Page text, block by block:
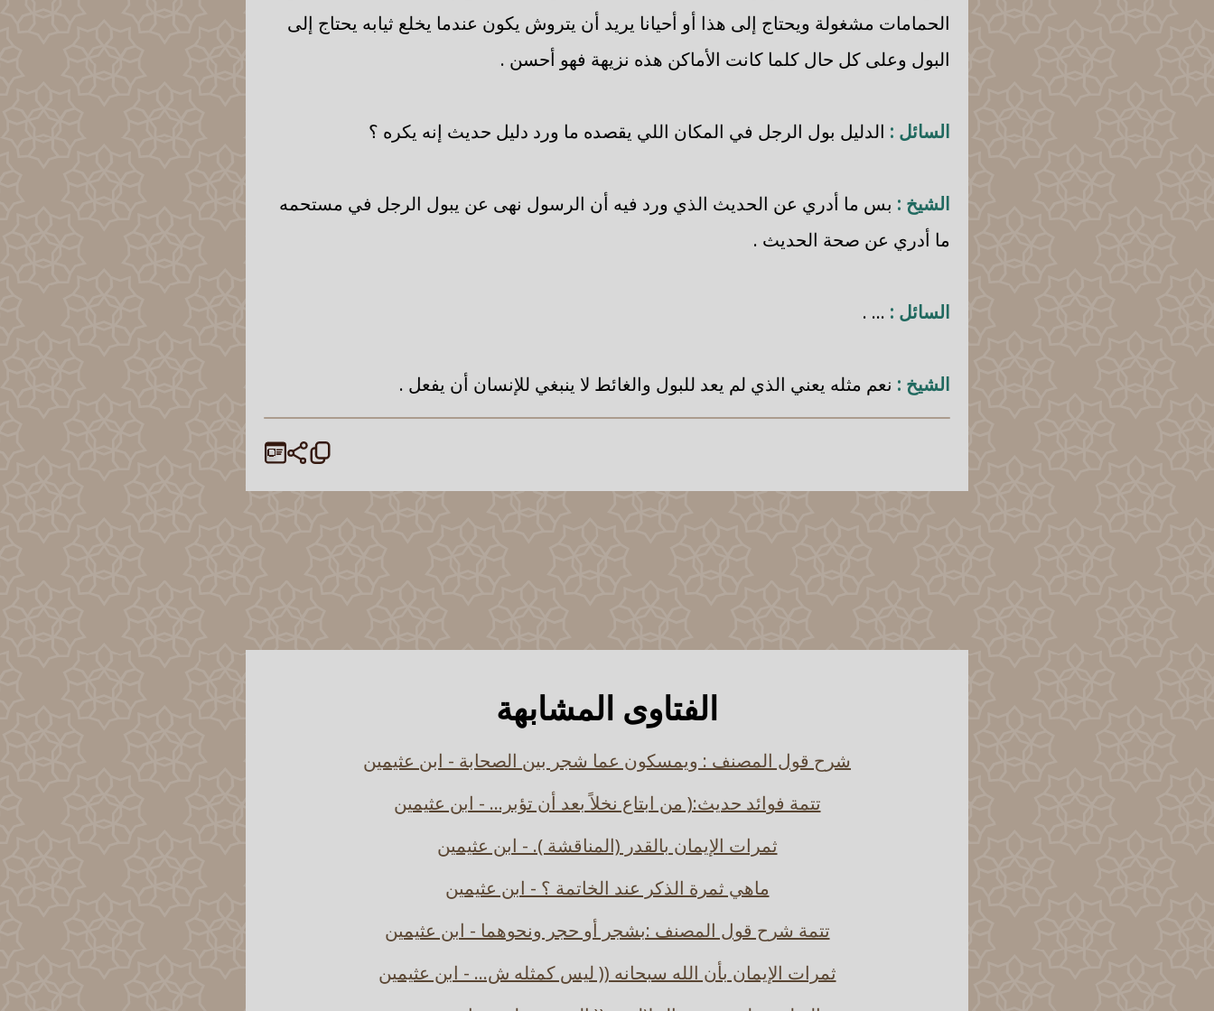
الحمامات مشغولة ويحتاج إلى هذا أو أحيانا يريد أن يتروش يكون عندما يخلع ثيابه يحتاج إلى
البول وعلى كل حال كلما كانت الأماكن هذه نزيهة فهو أحسن .
السائل : الدليل بول الرجل في المكان اللي يقصده ما ورد دليل حديث إنه يكره ؟
الشيخ : بس ما أدري عن الحديث الذي ورد فيه أن الرسول نهى عن يبول الرجل في مستحمه
ما أدري عن صحة الحديث .
السائل : ... .
الشيخ : نعم مثله يعني الذي لم يعد للبول والغائط لا ينبغي للإنسان أن يفعل .
الفتاوى المشابهة
شرح قول المصنف : ويمسكون عما شجر بين الصحابة - ابن عثيمين
تتمة فوائد حديث:( من ابتاع نخلاً بعد أن تؤبر... - ابن عثيمين
ثمرات الإيمان بالقدر (المناقشة ). - ابن عثيمين
ماهي ثمرة الذكر عند الخاتمة ؟ - ابن عثيمين
تتمة شرح قول المصنف :بشجر أو حجر ونحوهما - ابن عثيمين
ثمرات الإيمان بأن الله سبحانه (( ليس كمثله ش... - ابن عثيمين